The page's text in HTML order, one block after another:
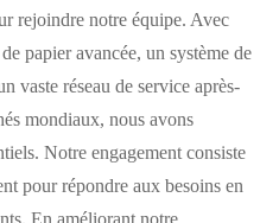
rejoindre notre équipe. Avec
papier avancée, un système de
vaste réseau de service après-
mondiaux, nous avons
Notre engagement consiste
pour répondre aux besoins en
En améliorant notre